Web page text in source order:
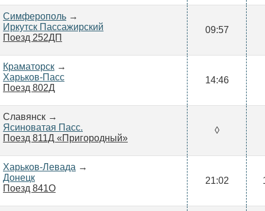
Симферополь →
Иркутск Пассажирский
Поезд 252ДП
09:57
Краматорск →
Харьков-Пасс
Поезд 802Д
14:46
Славянск →
Ясиноватая Пасс.
Поезд 811Д «Пригородный»
◊
Харьков-Левада →
Донецк
Поезд 841О
21:02